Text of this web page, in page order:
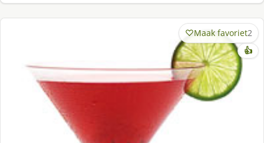
Maak favoriet2
👍